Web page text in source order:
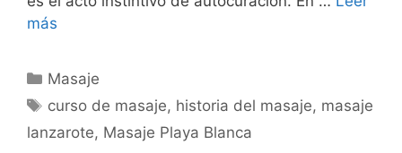
más
Categorías
Masaje
Etiquetas
curso de masaje, historia del masaje, masaje
lanzarote, Masaje Playa Blanca